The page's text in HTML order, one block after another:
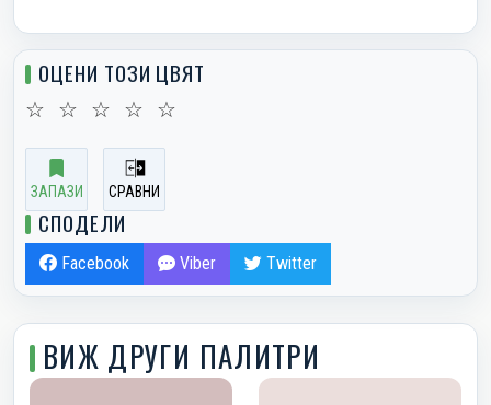
ОЦЕНИ ТОЗИ ЦВЯТ
☆ ☆ ☆ ☆ ☆
ЗАПАЗИ СРАВНИ
СПОДЕЛИ
Facebook Viber Twitter
ВИЖ ДРУГИ ПАЛИТРИ